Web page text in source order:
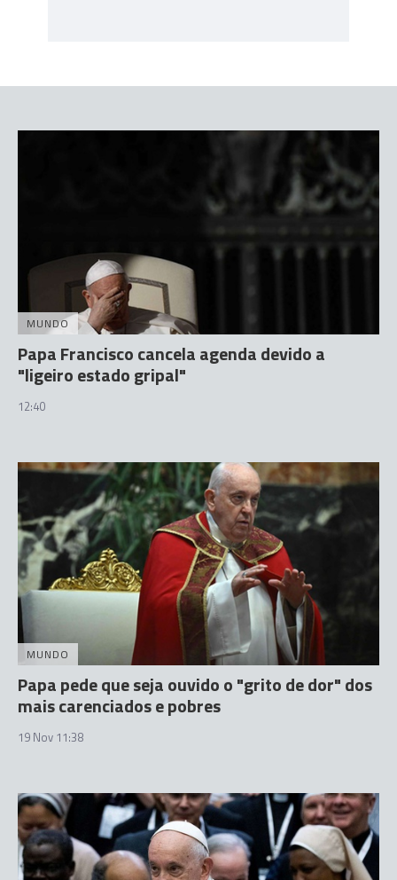
MUNDO
Papa Francisco cancela agenda devido a
"ligeiro estado gripal"
12:40
MUNDO
Papa pede que seja ouvido o "grito de dor" dos
mais carenciados e pobres
19 Nov 11:38